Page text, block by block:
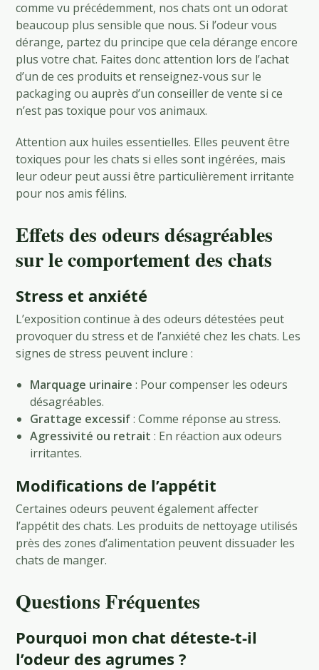
comme vu précédemment, nos chats ont un odorat
beaucoup plus sensible que nous. Si l’odeur vous
dérange, partez du principe que cela dérange encore
plus votre chat. Faites donc attention lors de l’achat
d’un de ces produits et renseignez-vous sur le
packaging ou auprès d’un conseiller de vente si ce
n’est pas toxique pour vos animaux.
Attention aux huiles essentielles. Elles peuvent être
toxiques pour les chats si elles sont ingérées, mais
leur odeur peut aussi être particulièrement irritante
pour nos amis félins.
Effets des odeurs désagréables
sur le comportement des chats
Stress et anxiété
L’exposition continue à des odeurs détestées peut
provoquer du stress et de l’anxiété chez les chats. Les
signes de stress peuvent inclure :
Marquage urinaire : Pour compenser les odeurs
désagréables.
Grattage excessif: Comme réponse au stress.
Agressivité ou retrait : En réaction aux odeurs
irritantes.
Modifications de l’appétit
Certaines odeurs peuvent également affecter
l’appétit des chats. Les produits de nettoyage utilisés
près des zones d’alimentation peuvent dissuader les
chats de manger.
Questions Fréquentes
Pourquoi mon chat déteste-t-il
l’odeur des agrumes ?